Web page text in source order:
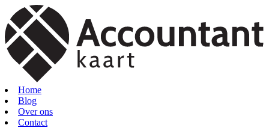
Home
Blog
Over ons
Contact